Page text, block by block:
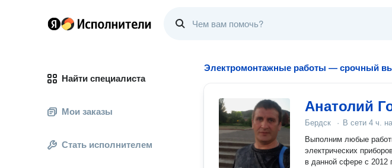
Найти специалиста
Мои заказы
Стать исполнителем
Электромонтажные работы — срочный
Анатолий
Бердск · В сети 4 ч.
Выполним любые
электрических
в данной сфере с 2012